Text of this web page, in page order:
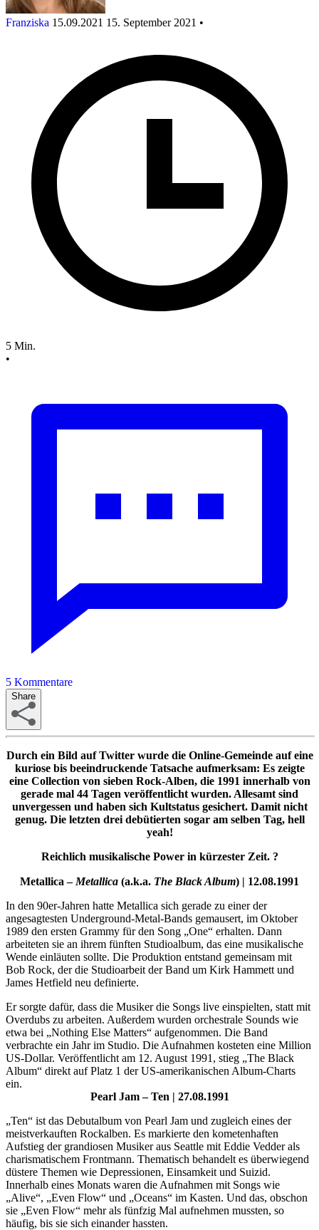
Franziska 15.09.2021 15. September 2021 •
5 Min.
•
5 Kommentare
Share
Durch ein Bild auf Twitter wurde die Online-Gemeinde auf eine
kuriose bis beeindruckende Tatsache aufmerksam: Es zeigte
eine Collection von sieben Rock-Alben, die 1991 innerhalb von
gerade mal 44 Tagen veröffentlicht wurden. Allesamt sind
unvergessen und haben sich Kultstatus gesichert. Damit nicht
genug. Die letzten drei debütierten sogar am selben Tag, hell
yeah!
Reichlich musikalische Power in kürzester Zeit. ?
Metallica – Metallica (a.k.a. The Black Album) | 12.08.1991
In den 90er-Jahren hatte Metallica sich gerade zu einer der
angesagtesten Underground-Metal-Bands gemausert, im Oktober
1989 den ersten Grammy für den Song „One“ erhalten. Dann
arbeiteten sie an ihrem fünften Studioalbum, das eine musikalische
Wende einläuten sollte. Die Produktion entstand gemeinsam mit
Bob Rock, der die Studioarbeit der Band um Kirk Hammett und
James Hetfield neu definierte.
Er sorgte dafür, dass die Musiker die Songs live einspielten, statt mit
Overdubs zu arbeiten. Außerdem wurden orchestrale Sounds wie
etwa bei „Nothing Else Matters“ aufgenommen. Die Band
verbrachte ein Jahr im Studio. Die Aufnahmen kosteten eine Million
US-Dollar. Veröffentlicht am 12. August 1991, stieg „The Black
Album“ direkt auf Platz 1 der US-amerikanischen Album-Charts
ein.
Pearl Jam – Ten | 27.08.1991
„Ten“ ist das Debutalbum von Pearl Jam und zugleich eines der
meistverkauften Rockalben. Es markierte den kometenhaften
Aufstieg der grandiosen Musiker aus Seattle mit Eddie Vedder als
charismatischem Frontmann. Thematisch behandelt es überwiegend
düstere Themen wie Depressionen, Einsamkeit und Suizid.
Innerhalb eines Monats waren die Aufnahmen mit Songs wie
„Alive“, „Even Flow“ und „Oceans“ im Kasten. Und das, obschon
sie „Even Flow“ mehr als fünfzig Mal aufnehmen mussten, so
häufig, bis sie sich einander hassten.